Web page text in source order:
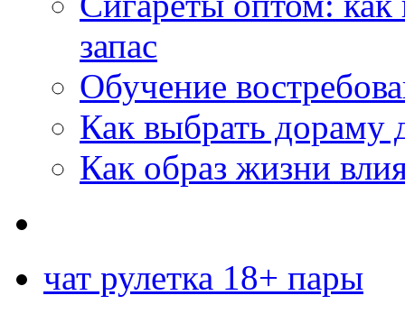
запас
Обучение
Как выбрать дораму
Как образ жизни
чат рулетка 18+ пары